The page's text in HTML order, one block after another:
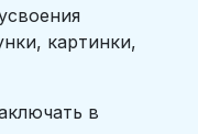
картинки,
в